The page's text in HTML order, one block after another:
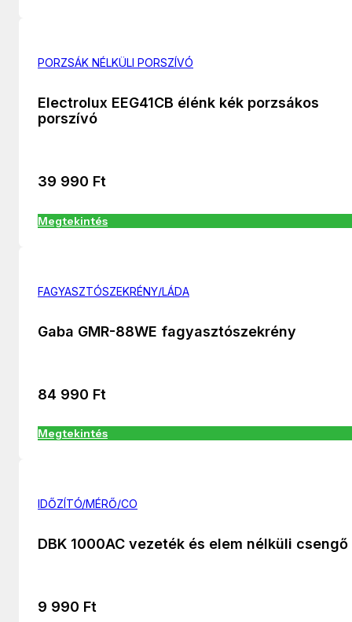
PORZSÁK NÉLKÜLI PORSZÍVÓ
Electrolux EEG41CB élénk kék porzsákos
porszívó
39 990 Ft
Megtekintés
FAGYASZTÓSZEKRÉNY/LÁDA
Gaba GMR-88WE fagyasztószekrény
84 990 Ft
Megtekintés
IDŐZÍTÓ/MÉRŐ/CO
DBK 1000AC vezeték és elem nélküli csengő
9 990 Ft